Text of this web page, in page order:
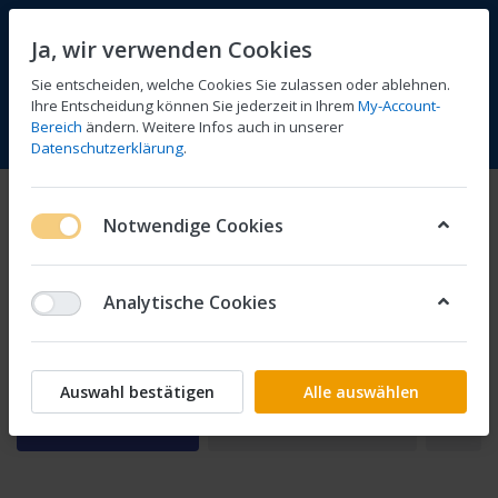
Menü Anmelden Vergleichen Wunschliste
F Hornet
Ja, wir verwenden Cookies
Sie entscheiden, welche Cookies Sie zulassen oder ablehnen.
Ihre Entscheidung können Sie jederzeit in Ihrem My-Account-
Bereich ändern. Weitere Infos auch in unserer
Datenschutzerklärung.
Notwendige Cookies
Analytische Cookies
Auswahl bestätigen Alle auswählen